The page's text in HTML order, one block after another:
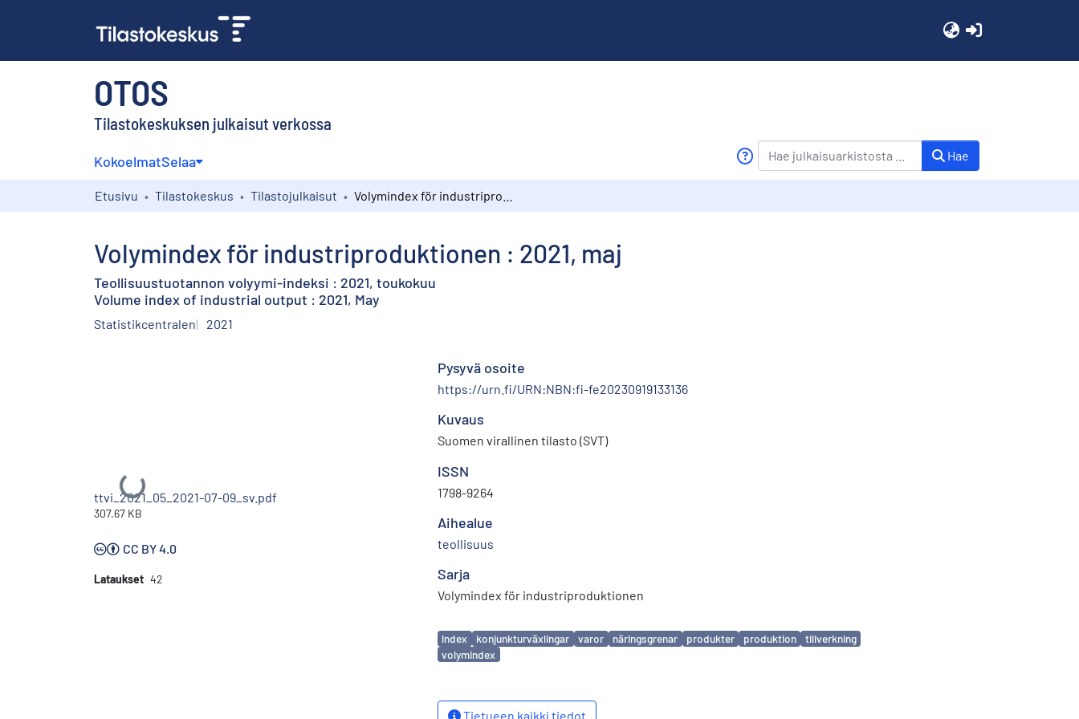
OTOS
Tilastokeskuksen julkaisut verkossa
KokoelmatSelaa Hae
Etusivu Tilastokeskus Tilastojulkaisut
Volymindex för industriproduktionen : 2021, maj
Teollisuustuotannon volyymi-indeksi : 2021, toukokuu
Volume index of industrial output : 2021, May
Statistikcentralen 2021
Ladataan...
ttvi_2021_05_2021-07-09_sv.pdf
307.67 KB
CC BY 4.0
Lataukset 42
Pysyvä osoite
https://urn.fi/URN:NBN:fi-fe20230919133136
Kuvaus
Suomen virallinen tilasto (SVT)
ISSN
1798-9264
Aihealue
teollisuus
Sarja
Volymindex för industriproduktionen
Avainsanat
index konjunkturväxlingar varor näringsgrenar produkter produktion
tillverkning
volymindex
Tietueen kaikki tiedot